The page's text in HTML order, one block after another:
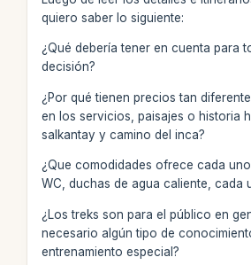
quiero saber lo siguiente:
¿Qué debería tener en cuenta para
decisión?
¿Por qué tienen precios tan
en los servicios, paisajes o historia
salkantay y camino del inca?
¿Que comodidades ofrece cada
WC, duchas de agua caliente, cada
¿Los treks son para el público en
necesario algún tipo de
entrenamiento especial?